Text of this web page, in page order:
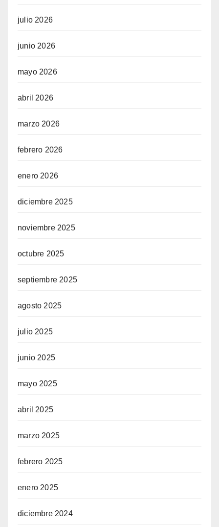
julio 2026
junio 2026
mayo 2026
abril 2026
marzo 2026
febrero 2026
enero 2026
diciembre 2025
noviembre 2025
octubre 2025
septiembre 2025
agosto 2025
julio 2025
junio 2025
mayo 2025
abril 2025
marzo 2025
febrero 2025
enero 2025
diciembre 2024